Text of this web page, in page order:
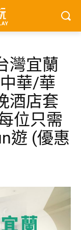
灣宜蘭
華/華
酒店套
位只需
遊 (優惠